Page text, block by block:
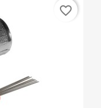
favorite_border